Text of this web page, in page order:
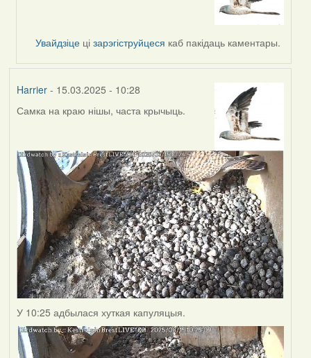
RobinZone
Увайдзіце цізарэгіструйцеся каб пакідаць каментары.
Harrier- 15.03.2025 - 10:28
Самка на краю нішы, часта крычыць.
У 10:25 адбылася хуткая капуляцыя.